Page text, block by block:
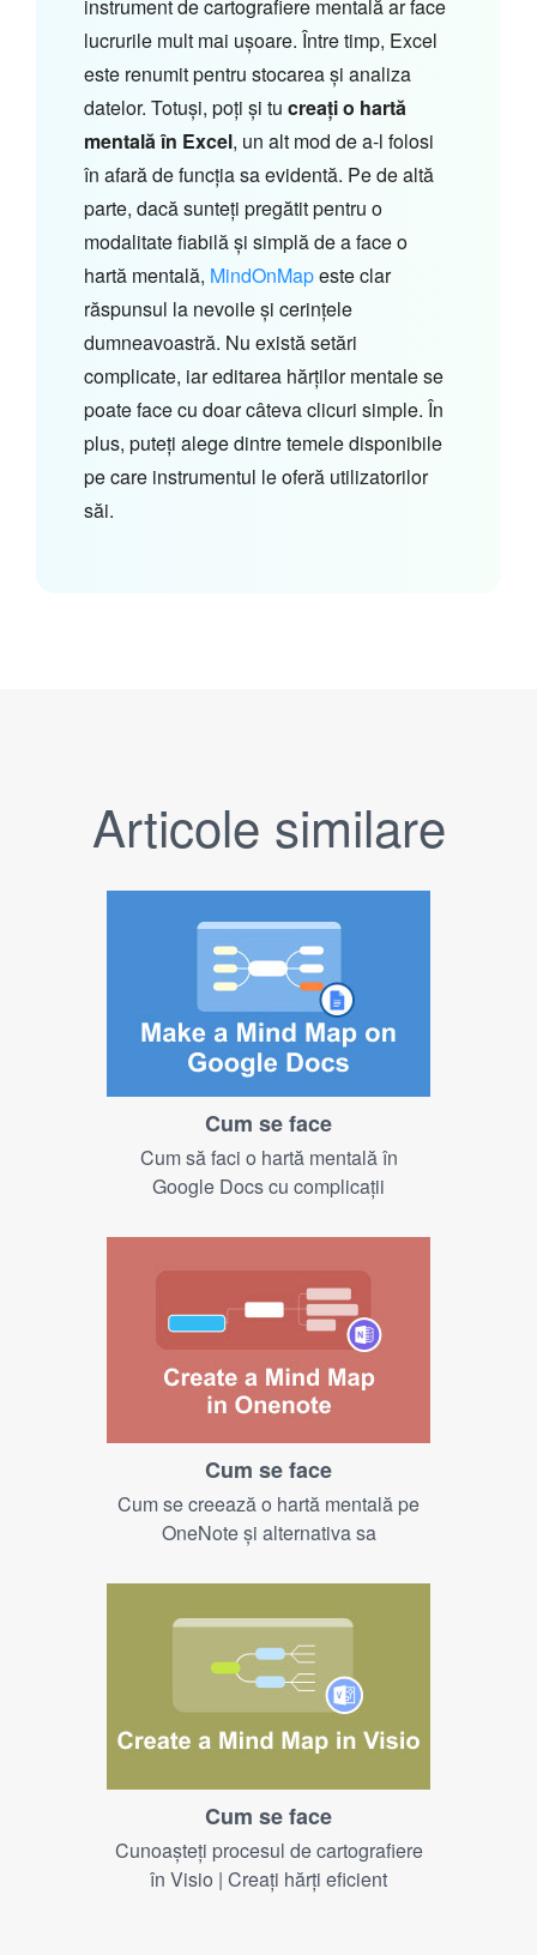
instrument de cartografiere mentală ar face
lucrurile mult mai ușoare. Între timp, Excel
este renumit pentru stocarea și analiza
datelor. Totuși, poți și tu creați o hartă
mentală în Excel, un alt mod de a-l folosi
în afară de funcția sa evidentă. Pe de altă
parte, dacă sunteți pregătit pentru o
modalitate fiabilă și simplă de a face o
hartă mentală, MindOnMapeste clar
răspunsul la nevoile și cerințele
dumneavoastră. Nu există setări
complicate, iar editarea hărților mentale se
poate face cu doar câteva clicuri simple. În
plus, puteți alege dintre temele disponibile
pe care instrumentul le oferă utilizatorilor
săi.
Articole similare
Cum se face
Cum să faci o hartă mentală în
Google Docs cu complicații
Cum se face
Cum se creează o hartă mentală pe
OneNote și alternativa sa
Cum se face
Cunoașteți procesul de cartografiere
în Visio | Creați hărți eficient